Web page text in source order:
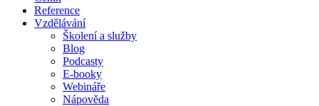
Reference
Vzdělávání
Školení a služby
Blog
Podcasty
E-booky
Webináře
Nápověda